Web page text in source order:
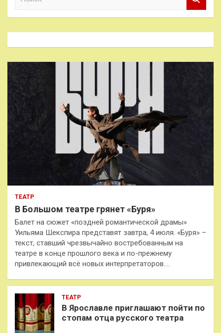
к
ТЕАТР
В Большом театре грянет «Буря»
Балет на сюжет «поздней романтической драмы»
Уильяма Шекспира представят завтра, 4 июля. «Буря» –
текст, ставший чрезвычайно востребованным на
театре в конце прошлого века и по-прежнему
привлекающий всё новых интерпретаторов.…
ТЕАТР
В Ярославле приглашают пойти по
стопам отца русского театра